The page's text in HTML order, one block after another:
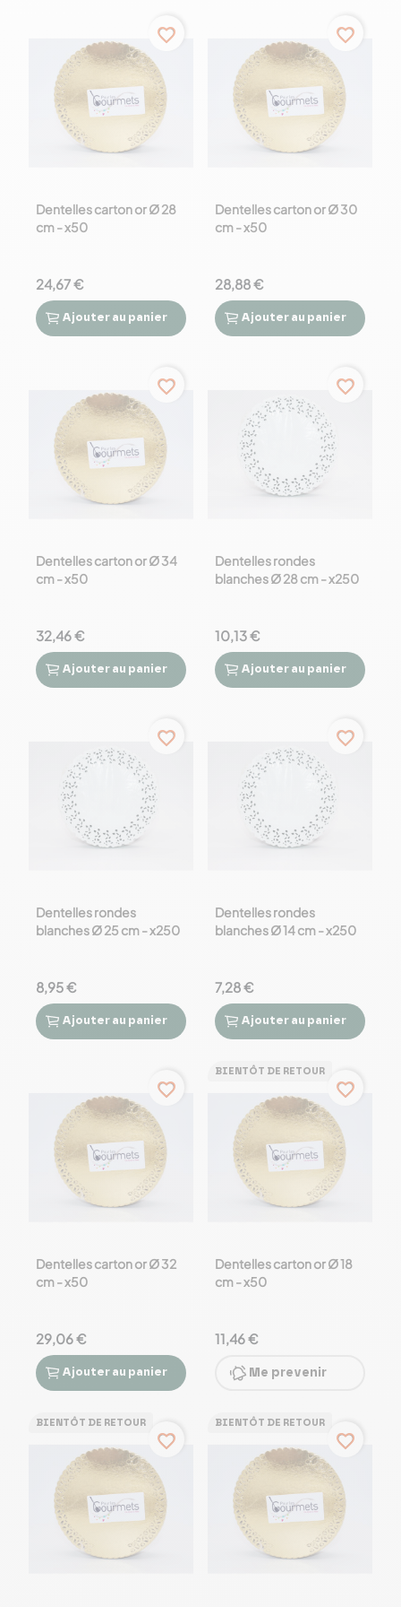
favorite_border
Dentelles carton or Ø 28
cm - x50
24,67 €
 
Ajouter au panier
favorite_border
Dentelles carton or Ø 30
cm - x50
28,88 €
 
Ajouter au panier
favorite_border
Dentelles carton or Ø 34
cm - x50
32,46 €
 
Ajouter au panier
favorite_border
Dentelles rondes
blanches Ø 28 cm - x250
10,13 €
 
Ajouter au panier
favorite_border
Dentelles rondes
blanches Ø 25 cm - x250
8,95 €
 
Ajouter au panier
favorite_border
Dentelles rondes
blanches Ø 14 cm - x250
7,28 €
 
Ajouter au panier
favorite_border
Dentelles carton or Ø 32
cm - x50
29,06 €
 
Ajouter au panier
BIENTÔT DE RETOUR
favorite_border
Dentelles carton or Ø 18
cm - x50
11,46 €
Me prevenir
BIENTÔT DE RETOUR
favorite_border
BIENTÔT DE RETOUR
favorite_border